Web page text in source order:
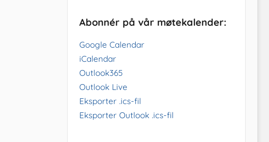
Abonnér på vår møtekalender:
Google Calendar
iCalendar
Outlook365
Outlook Live
Eksporter .ics-fil
Eksporter Outlook .ics-fil